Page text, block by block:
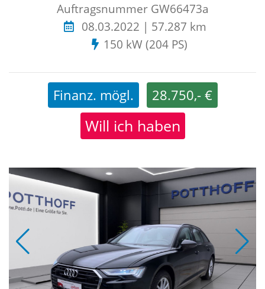
Auftragsnummer GW66473a
08.03.2022 | 57.287 km
150 kW (204 PS)
Finanz. mögl. 28.750,- €
Will ich haben